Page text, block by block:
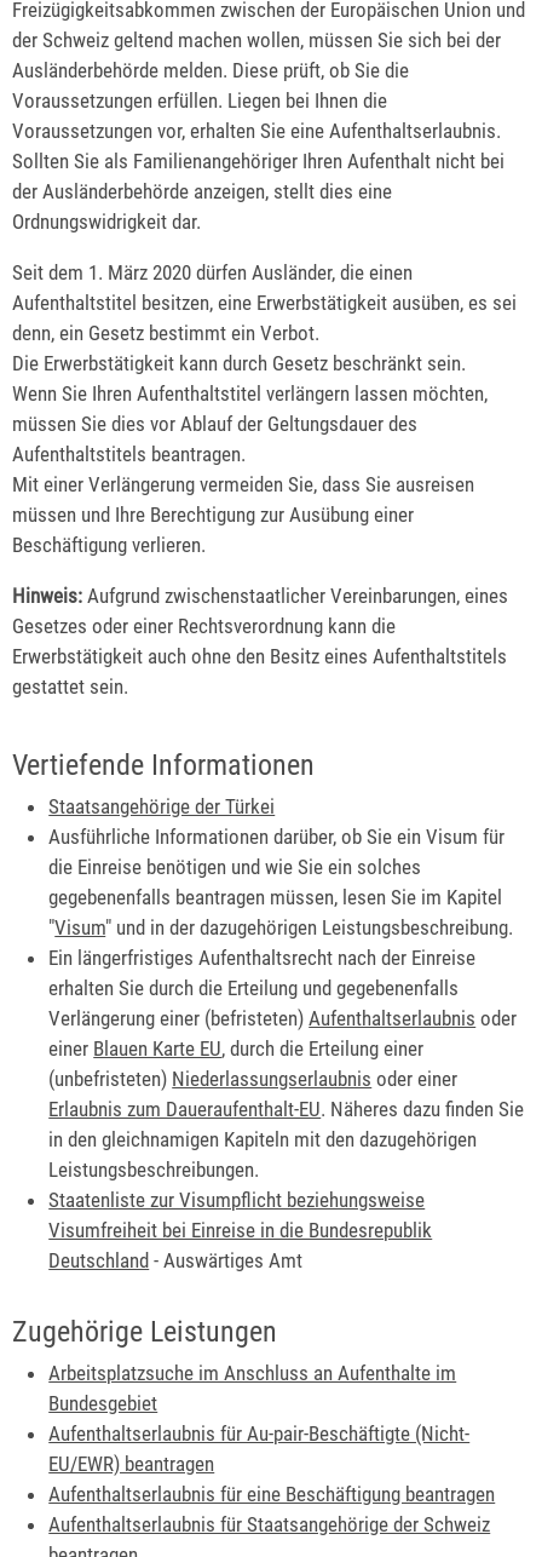
Freizügigkeitsabkommen zwischen der Europäischen Union und
der Schweiz geltend machen wollen, müssen Sie sich bei der
Ausländerbehörde melden. Diese prüft, ob Sie die
Voraussetzungen erfüllen. Liegen bei Ihnen die
Voraussetzungen vor, erhalten Sie eine Aufenthaltserlaubnis.
Sollten Sie als Familienangehöriger Ihren Aufenthalt nicht bei
der Ausländerbehörde anzeigen, stellt dies eine
Ordnungswidrigkeit dar.
Seit dem 1. März 2020 dürfen Ausländer, die einen
Aufenthaltstitel besitzen, eine Erwerbstätigkeit ausüben, es sei
denn, ein Gesetz bestimmt ein Verbot.
Die Erwerbstätigkeit kann durch Gesetz beschränkt sein.
Wenn Sie Ihren Aufenthaltstitel verlängern lassen möchten,
müssen Sie dies vor Ablauf der Geltungsdauer des
Aufenthaltstitels beantragen.
Mit einer Verlängerung vermeiden Sie, dass Sie ausreisen
müssen und Ihre Berechtigung zur Ausübung einer
Beschäftigung verlieren.
Hinweis: Aufgrund zwischenstaatlicher Vereinbarungen, eines
Gesetzes oder einer Rechtsverordnung kann die
Erwerbstätigkeit auch ohne den Besitz eines Aufenthaltstitels
gestattet sein.
Vertiefende Informationen
Staatsangehörige der Türkei
Ausführliche Informationen darüber, ob Sie ein Visum für
die Einreise benötigen und wie Sie ein solches
gegebenenfalls beantragen müssen, lesen Sie im Kapitel
"Visum" und in der dazugehörigen Leistungsbeschreibung.
Ein längerfristiges Aufenthaltsrecht nach der Einreise
erhalten Sie durch die Erteilung und gegebenenfalls
Verlängerung einer (befristeten)Aufenthaltserlaubnis oder
einer Blauen Karte EU, durch die Erteilung einer
(unbefristeten) Niederlassungserlaubnis oder einer
Erlaubnis zum Daueraufenthalt-EU. Näheres dazu finden Sie
in den gleichnamigen Kapiteln mit den dazugehörigen
Leistungsbeschreibungen.
Staatenliste zur Visumpflicht beziehungsweise
Visumfreiheit bei Einreise in die Bundesrepublik
Deutschland - Auswärtiges Amt
Zugehörige Leistungen
Arbeitsplatzsuche im Anschluss an Aufenthalte im
Bundesgebiet
Aufenthaltserlaubnis für Au-pair-Beschäftigte (Nicht-
EU/EWR) beantragen
Aufenthaltserlaubnis für eine Beschäftigung beantragen
Aufenthaltserlaubnis für Staatsangehörige der Schweiz